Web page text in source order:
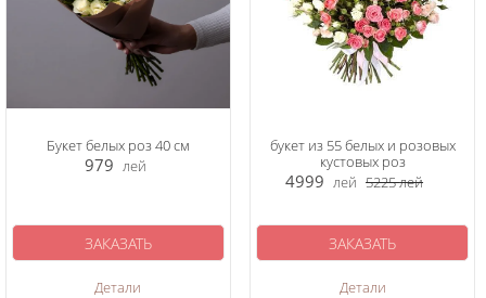
Букет белых роз 40 см
979 лей
Детали
ЗАКАЗАТЬ
букет из 55 белых и розовых
кустовых роз
4999 лей 5225лей
Детали
ЗАКАЗАТЬ